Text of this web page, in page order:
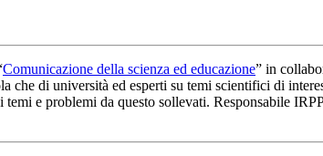
Comunicazione della scienza ed educazione” in
di università ed esperti su temi scientifici di
e problemi da questo sollevati. Responsabile